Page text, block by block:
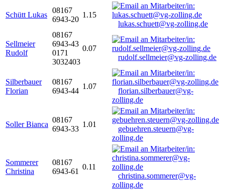
Schütt Lukas
08167
6943-20
1.15
lukas.schuett@vg-zolling.de
Sellmeier
Rudolf
08167
6943-43
0171
3032403
0.07
rudolf.sellmeier@vg-zolling.de
Silberbauer
Florian
08167
6943-44
1.07
florian.silberbauer@vg-
zolling.de
Soller Bianca
08167
6943-33
1.01
gebuehren.steuern@vg-
zolling.de
Sommerer
Christina
08167
6943-61
0.11
christina.sommerer@vg-
zolling.de